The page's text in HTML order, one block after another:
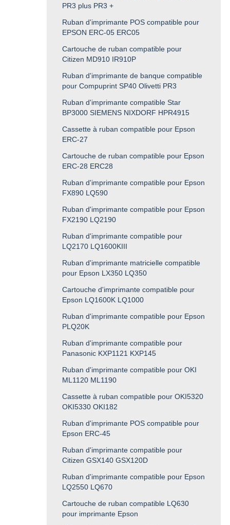
PR3 plus PR3 +
Ruban d'imprimante POS compatible pour
EPSON ERC-05 ERC05
Cartouche de ruban compatible pour
Citizen MD910 IR910P
Ruban d'imprimante de banque compatible
pour Compuprint SP40 Olivetti PR3
Ruban d'imprimante compatible Star
BP3000 SIEMENS NIXDORF HPR4915
Cassette à ruban compatible pour Epson
ERC-27
Cartouche de ruban compatible pour Epson
ERC-28 ERC28
Ruban d'imprimante compatible pour Epson
FX890 LQ590
Ruban d'imprimante compatible pour Epson
FX2190 LQ2190
Ruban d'imprimante compatible pour
LQ2170 LQ1600KIII
Ruban d'imprimante matricielle compatible
pour Epson LX350 LQ350
Cartouche d'imprimante compatible pour
Epson LQ1600K LQ1000
Ruban d'imprimante compatible pour Epson
PLQ20K
Ruban d'imprimante compatible pour
Panasonic KXP1121 KXP145
Ruban d'imprimante compatible pour OKI
ML1120 ML1190
Cassette à ruban compatible pour OKI5320
OKI5330 OKI182
Ruban d'imprimante POS compatible pour
Epson ERC-45
Ruban d'imprimante compatible pour
Citizen GSX140 GSX120D
Ruban d'imprimante compatible pour Epson
LQ2550 LQ670
Cartouche de ruban compatible LQ630
pour imprimante Epson